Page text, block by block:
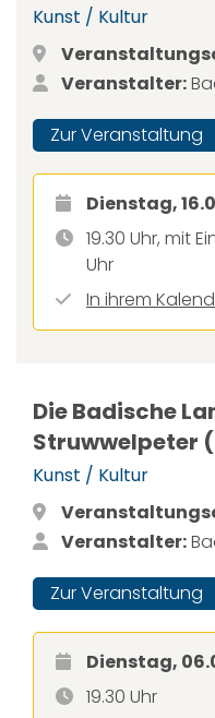
Kunst / Kultur
Veranstalter:
Zur Veranstaltung
Dienstag,
19.30 Uhr, mit
Uhr
In ihrem
Die Badische
Struwwelpeter
Kunst / Kultur
Veranstalter:
Zur Veranstaltung
Dienstag,
19.30 Uhr